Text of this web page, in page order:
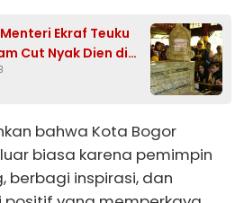
Ekraf Teuku
Cut Nyak Dien di
bahwa Kota Bogor
biasa karena pemimpin
berbagi inspirasi, dan